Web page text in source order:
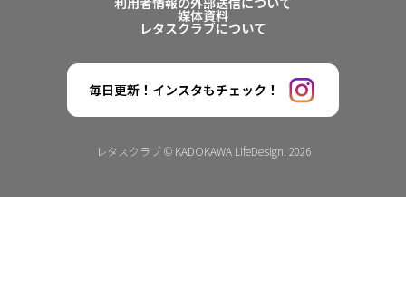
媒体資料
レタスクラブについて
毎日更新！インスタもチェック！
レタスクラブ © KADOKAWA LifeDesign. 2026